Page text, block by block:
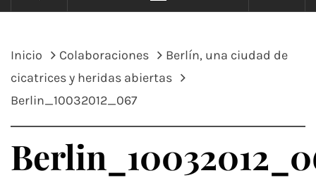
Inicio Colaboraciones
Berlín, una ciudad de
cicatrices y heridas abiertas
Berlin_10032012_067